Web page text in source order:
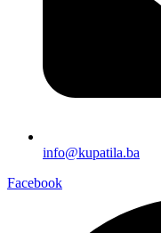
info@kupatila.ba
Facebook